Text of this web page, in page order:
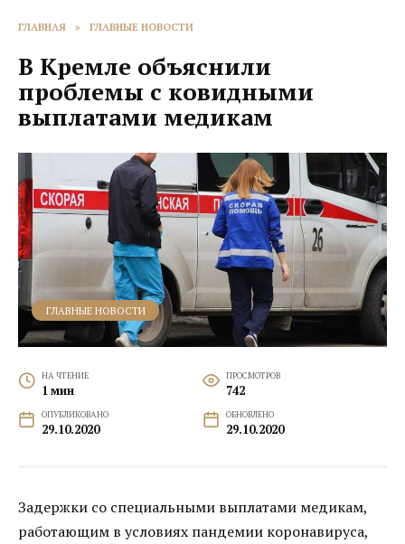
ГЛАВНАЯ » ГЛАВНЫЕ НОВОСТИ
В Кремле объяснили
проблемы с ковидными
выплатами медикам
ГЛАВНЫЕ НОВОСТИ
НА ЧТЕНИЕ
1 мин
ПРОСМОТРОВ
742
ОПУБЛИКОВАНО
29.10.2020
ОБНОВЛЕНО
29.10.2020
Задержки со специальными выплатами медикам,
работающим в условиях пандемии коронавируса,